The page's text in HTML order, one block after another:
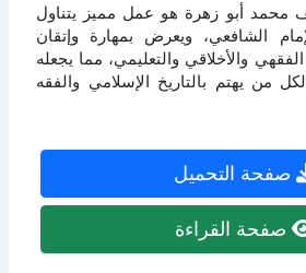
محمد أبو زهرة هو عمل مميز يتناول
الشافعي، ويعرض بمهارة وإتقان
والأخلاقي والتعليمي، مما يجعله
من يهتم بالتاريخ الإسلامي والفقه
صفحة التحميل
صفحة القراءة